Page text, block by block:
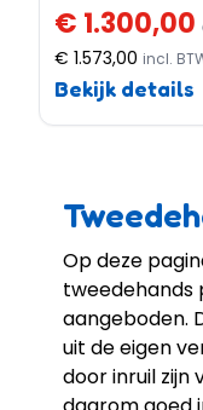
€ 1.300,00
€ 1.573,00 incl.
Bekijk details
Op deze
tweedehands
aangeboden.
uit de eigen
door inruil zijn